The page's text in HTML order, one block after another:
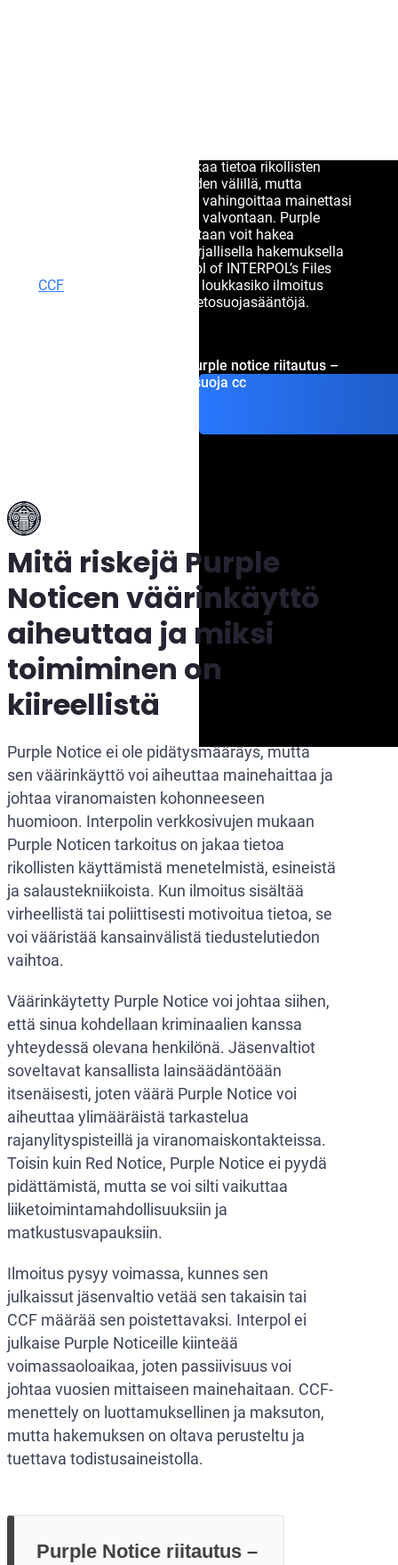
Interpolin Purple Notice jakaa tietoa rikollisten
menetelmistä jäsenvaltioiden välillä, mutta
väärinkäytetty ilmoitus voi vahingoittaa mainettasi
ja johtaa perusteettomaan valvontaan. Purple
Noticen väärinkäyttöä vastaan voit hakea
oikeussuojaa Interpoliin kirjallisella hakemuksella
Commission for the Control of INTERPOL’s Files
CCF ) -elimelle, joka arvioi, loukkasiko ilmoitus
Interpolin peruskirjaa tai tietosuojasääntöjä.
Get consultation on purple notice riitautus –
oikeussuoja cc
Mitä riskejä Purple
Noticen väärinkäyttö
aiheuttaa ja miksi
toimiminen on
kiireellistä
Purple Notice ei ole pidätysmääräys, mutta
sen väärinkäyttö voi aiheuttaa mainehaittaa ja
johtaa viranomaisten kohonneeseen
huomioon. Interpolin verkkosivujen mukaan
Purple Noticen tarkoitus on jakaa tietoa
rikollisten käyttämistä menetelmistä, esineistä
ja salaustekniikoista. Kun ilmoitus sisältää
virheellistä tai poliittisesti motivoitua tietoa, se
voi vääristää kansainvälistä tiedustelutiedon
vaihtoa.
Väärinkäytetty Purple Notice voi johtaa siihen,
että sinua kohdellaan kriminaalien kanssa
yhteydessä olevana henkilönä. Jäsenvaltiot
soveltavat kansallista lainsäädäntöään
itsenäisesti, joten väärä Purple Notice voi
aiheuttaa ylimääräistä tarkastelua
rajanylityspisteillä ja viranomaiskontakteissa.
Toisin kuin Red Notice, Purple Notice ei pyydä
pidättämistä, mutta se voi silti vaikuttaa
liiketoimintamahdollisuuksiin ja
matkustusvapauksiin.
Ilmoitus pysyy voimassa, kunnes sen
julkaissut jäsenvaltio vetää sen takaisin tai
CCF määrää sen poistettavaksi. Interpol ei
julkaise Purple Noticeille kiinteää
voimassaoloaikaa, joten passiivisuus voi
johtaa vuosien mittaiseen mainehaitaan. CCF-
menettely on luottamuksellinen ja maksuton,
mutta hakemuksen on oltava perusteltu ja
tuettava todistusaineistolla.
Purple Notice riitautus –